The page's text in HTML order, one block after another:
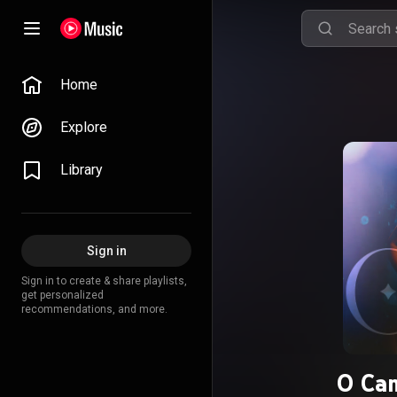
Home
Explore
Library
Sign in
Sign in to create & share playlists,
get personalized
recommendations, and more.
O